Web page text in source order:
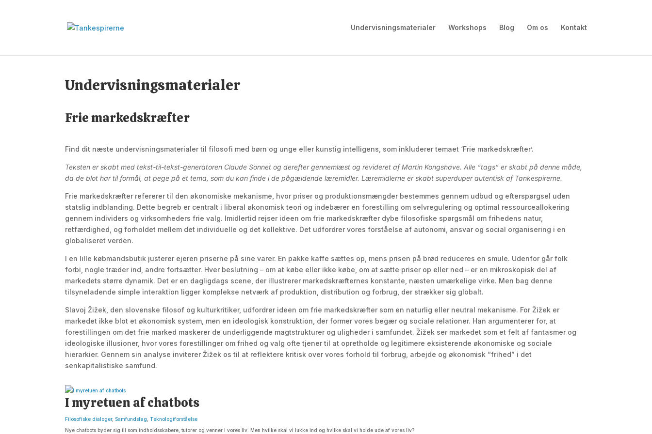
Undervisningsmaterialer Workshops Blog Om os Kontakt
Undervisningsmaterialer
Frie markedskræfter
Find dit næste undervisningsmaterialer til filosofi med børn og unge eller kunstig intelligens, som inkluderer temaet ‘Frie markedskræfter’.
Teksten er skabt med tekst-til-tekst-generatoren Claude Sonnet og derefter gennemlæst og revideret af Martin Kongshave. Alle “tags” er skabt på denne måde,
da de blot har til formål, at pege på et tema, som du kan finde i de pågældende læremidler. Læremidlerne er skabt superduper autentisk af Tankespirerne.
Frie markedskræfter refererer til den økonomiske mekanisme, hvor priser og produktionsmængder bestemmes gennem udbud og efterspørgsel uden
statslig indblanding. Dette begreb er centralt i liberal økonomisk teori og indebærer en forestilling om selvregulering og optimal ressourceallokering
gennem individers og virksomheders frie valg. Imidlertid rejser ideen om frie markedskræfter dybe filosofiske spørgsmål om frihedens natur,
retfærdighed, og forholdet mellem det individuelle og det kollektive. Det udfordrer vores forståelse af autonomi, ansvar og social organisering i en
globaliseret verden.
I en lille købmandsbutik justerer ejeren priserne på sine varer. En pakke kaffe sættes op, mens prisen på brød reduceres en smule. Udenfor går folk
forbi, nogle træder ind, andre fortsætter. Hver beslutning – om at købe eller ikke købe, om at sætte priser op eller ned – er en mikroskopisk del af
markedets større dynamik. Det er en dagligdags scene, der illustrerer markedskræfternes konstante, næsten umærkelige virke. Men bag denne
tilsyneladende simple interaktion ligger komplekse netværk af produktion, distribution og forbrug, der strækker sig globalt.
Slavoj Žižek, den slovenske filosof og kulturkritiker, udfordrer ideen om frie markedskræfter som en naturlig eller neutral mekanisme. For Žižek er
markedet ikke blot et økonomisk system, men en ideologisk konstruktion, der former vores begær og sociale relationer. Han argumenterer for, at
forestillingen om det frie marked maskerer de underliggende magtstrukturer og uligheder i samfundet. Žižek ser markedet som et felt af fantasmer og
ideologiske illusioner, hvor vores forestillinger om frihed og valg ofte tjener til at opretholde og legitimere eksisterende økonomiske og sociale
hierarkier. Gennem sin analyse inviterer Žižek os til at reflektere kritisk over vores forhold til forbrug, arbejde og økonomisk “frihed” i det
senkapitalistiske samfund.
I myretuen af chatbots
Filosofiske dialoger, Samfundsfag
Teknologiforståelse
Nye chatbots byder sig til som indholdsskabere, tutorer og venner i vores liv. Men hvilke skal vi lukke ind og hvilke skal vi holde ude af vores liv?